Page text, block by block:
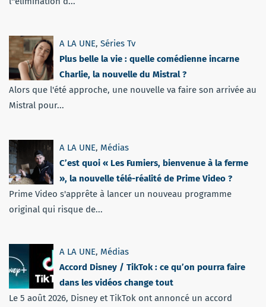
A LA UNE, Séries Tv
Plus belle la vie : quelle comédienne incarne
Charlie, la nouvelle du Mistral ?
Alors que l'été approche, une nouvelle va faire son arrivée au
Mistral pour...
A LA UNE, Médias
C’est quoi « Les Fumiers, bienvenue à la ferme
», la nouvelle télé-réalité de Prime Video ?
Prime Video s'apprête à lancer un nouveau programme
original qui risque de...
A LA UNE, Médias
Accord Disney / TikTok : ce qu’on pourra faire
dans les vidéos change tout
Le 5 août 2026, Disney et TikTok ont annoncé un accord